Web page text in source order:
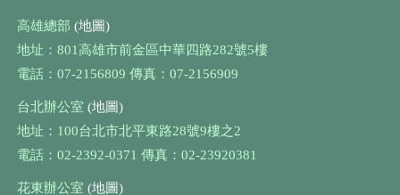
高雄總部 (地圖)
地址：801高雄市前金區中華四路282號5樓
電話：07-2156809 傳真：07-2156909
台北辦公室 (地圖)
地址：100台北市北平東路28號9樓之2
電話：02-2392-0371 傳真：02-23920381
花東辦公室 (地圖)